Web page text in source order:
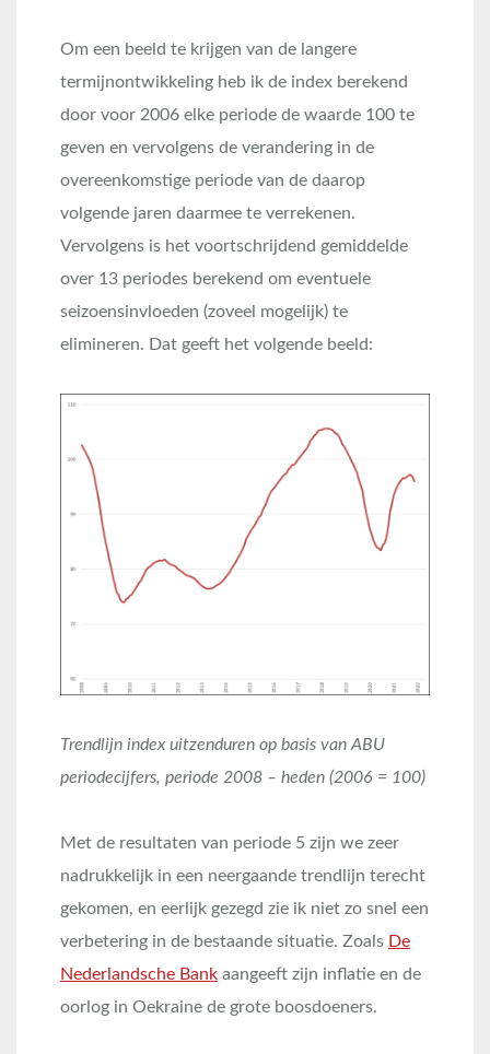
Om een beeld te krijgen van de langere
termijnontwikkeling heb ik de index berekend
door voor 2006 elke periode de waarde 100 te
geven en vervolgens de verandering in de
overeenkomstige periode van de daarop
volgende jaren daarmee te verrekenen.
Vervolgens is het voortschrijdend gemiddelde
over 13 periodes berekend om eventuele
seizoensinvloeden (zoveel mogelijk) te
elimineren. Dat geeft het volgende beeld:
Trendlijn index uitzenduren op basis van ABU
periodecijfers, periode 2008 – heden (2006 = 100)
Met de resultaten van periode 5 zijn we zeer
nadrukkelijk in een neergaande trendlijn terecht
gekomen, en eerlijk gezegd zie ik niet zo snel een
verbetering in de bestaande situatie. Zoals De
Nederlandsche Bank aangeeft zijn inflatie en de
oorlog in Oekraine de grote boosdoeners.